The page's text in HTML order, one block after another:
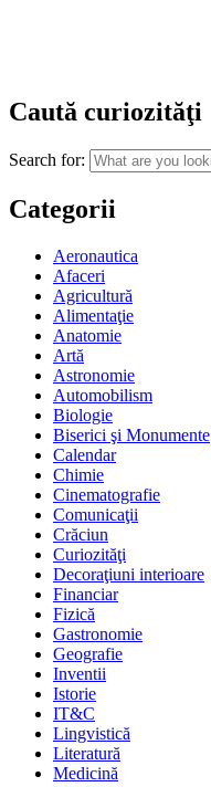
Caută curiozităţi
Search for:
Categorii
Aeronautica
Afaceri
Agricultură
Alimentaţie
Anatomie
Artă
Astronomie
Automobilism
Biologie
Biserici şi Monumente
Calendar
Chimie
Cinematografie
Comunicaţii
Crăciun
Curiozităţi
Decoraţiuni interioare
Financiar
Fizică
Gastronomie
Geografie
Inventii
Istorie
IT&C
Lingvistică
Literatură
Medicină